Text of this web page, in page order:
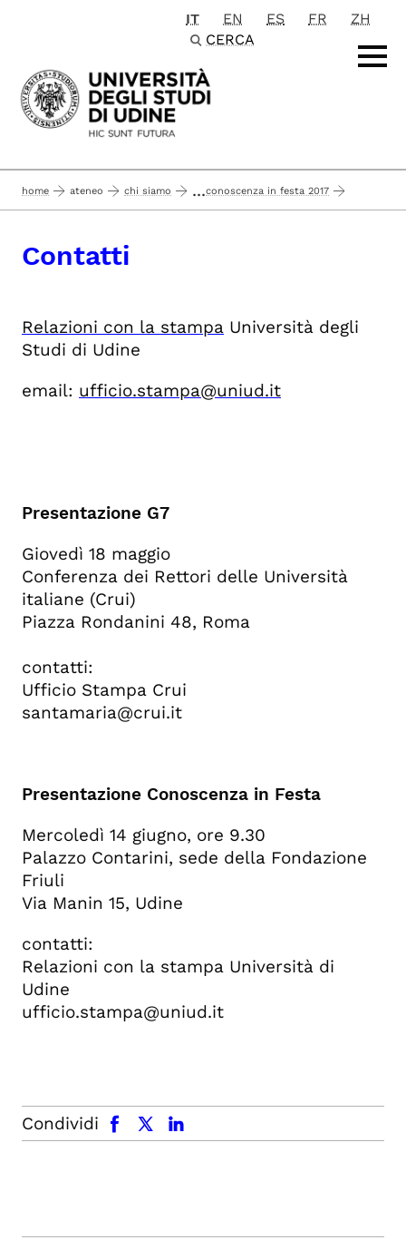
Passa al contenuto principale
IT EN ES FR
ZH
CERCA
home ateneo chi siamo ...conoscenza in festa 2017
Contatti
Relazioni con la stampa Università degli
Studi di Udine
email: ufficio.stampa@uniud.it
Presentazione G7
Giovedì 18 maggio
Conferenza dei Rettori delle Università
italiane (Crui)
Piazza Rondanini 48, Roma
contatti:
Ufficio Stampa Crui
santamaria@crui.it
Presentazione Conoscenza in Festa
Mercoledì 14 giugno, ore 9.30
Palazzo Contarini, sede della Fondazione
Friuli
Via Manin 15, Udine
contatti:
Relazioni con la stampa Università di
Udine
ufficio.stampa@uniud.it
Condividi
facebook x.com linkedin